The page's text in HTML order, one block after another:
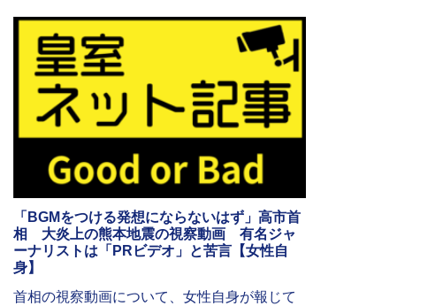
「BGMをつける発想にならないはず」高市首
相 大炎上の熊本地震の視察動画 有名ジャ
ーナリストは「PRビデオ」と苦言【女性自
身】
首相の視察動画について、女性自身が報じて